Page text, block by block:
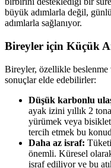
büyük adımlarla değil,
adımlarla sağlanıyor.
Bireyler için Küçük
Bireyler, özellikle beslenme
sonuçlar elde edebilirler:
Düşük karbonlu
ayak izini yıllık 2
yürümek veya
tercih etmek bu
Daha az israf:
önemli. Küresel
israf ediliyor ve bu